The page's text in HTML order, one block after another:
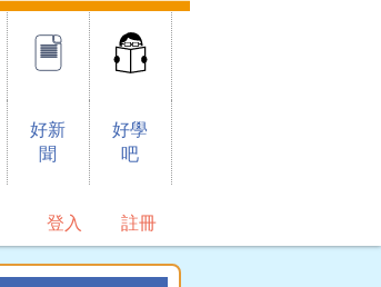
好新
聞
好學
吧
登入 註冊